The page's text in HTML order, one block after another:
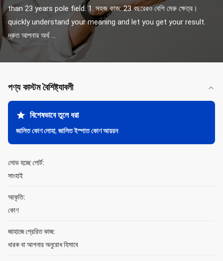
than 23 years pole field. 1. সহজ কাজ: 23 বছরেরও বেশি মেরু ক্ষেত্র।
quickly understand your meaning and let you get your result.
দ্রুত আপনার অর্থ ...
পণ্য কাস্টম বৈশিষ্ট্যাবলী
বিশেষভাবে তুলে ধরা
জালিত কোণ লোহা, জালিত ইস্পাত কোণ আয়রন
লোড হচ্ছে পোর্ট:
সাংহাই
আকৃতি:
কোণ
জাহাজে প্রেরিত কাজ:
ধারক বা আপনার অনুরোধ হিসাবে